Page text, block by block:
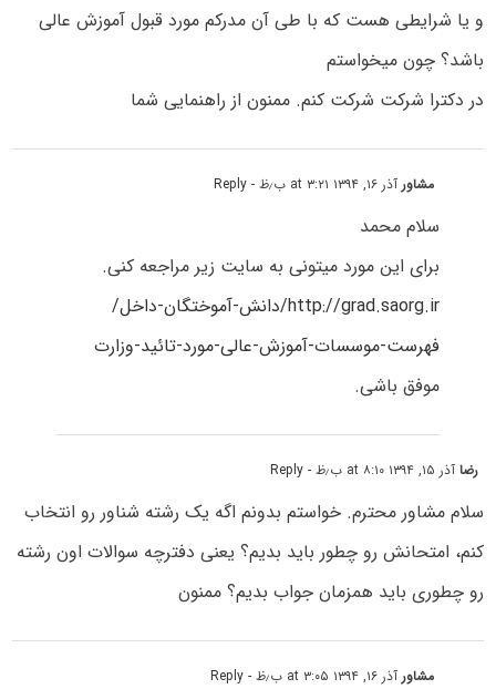
و یا شرایطی هست که با طی آن مدرکم مورد قبول آموزش عالی
باشد؟ چون میخواستم
در دکترا شرکت شرکت کنم. ممنون از راهنمایی شما
مشاورآذر ۱۶, ۱۳۹۴ at ۳:۲۱ ب٫ظ - Reply
سلام محمد
برای این مورد میتونی به سایت زیر مراجعه کنی.
http://grad.saorg.ir/دانش-آموختگان-داخل/
فهرست-موسسات-آموزش-عالی-مورد-تائید-وزارت
موفق باشی.
رضاآذر ۱۵, ۱۳۹۴ at ۸:۱۰ ب٫ظ - Reply
سلام مشاور محترم. خواستم بدونم اگه یک رشته شناور رو انتخاب
کنم، امتحانش رو چطور باید بدیم؟ یعنی دفترچه سوالات اون رشته
رو چطوری باید همزمان جواب بدیم؟ ممنون
مشاورآذر ۱۶, ۱۳۹۴ at ۳:۰۵ ب٫ظ - Reply